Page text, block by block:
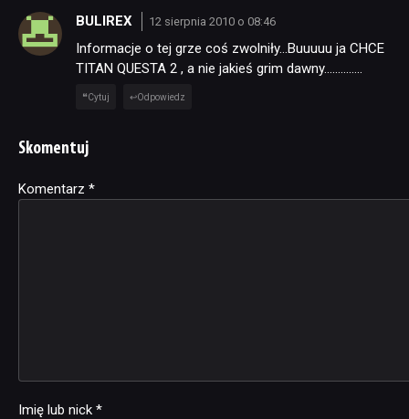
BULIREX 12 sierpnia 2010 o 08:46
Informacje o tej grze coś zwolniły…Buuuuu ja CHCE
TITAN QUESTA 2 , a nie jakieś grim dawny…………..
Cytuj Odpowiedz
Skomentuj
Komentarz *
Imię lub nick *
Alternative: